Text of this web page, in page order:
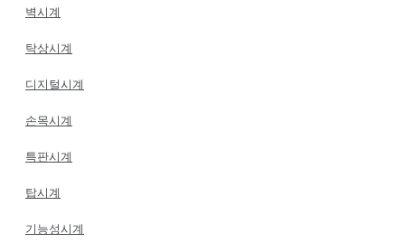
벽시계
탁상시계
디지털시계
손목시계
특판시계
탑시계
기능성시계